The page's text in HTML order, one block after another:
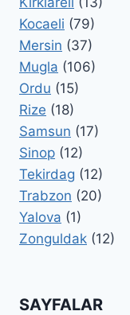
Kocaeli (79)
Mersin (37)
Mugla (106)
Ordu (15)
Rize (18)
Samsun (17)
Sinop (12)
Tekirdag (12)
Trabzon (20)
Yalova (1)
Zonguldak (12)
SAYFALAR